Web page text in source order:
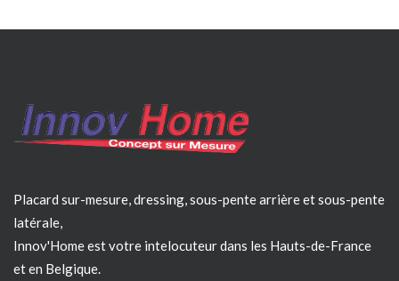
Placard sur-mesure, dressing, sous-pente arrière et sous-pente
latérale,
Innov'Home est votre intelocuteur dans les Hauts-de-France
et en Belgique.